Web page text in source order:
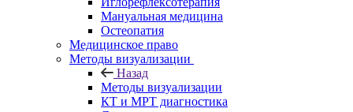
Мануальная медицина
Остеопатия
Медицинское право
Методы визуализации
Назад
Методы визуализации
КТ и МРТ диагностика